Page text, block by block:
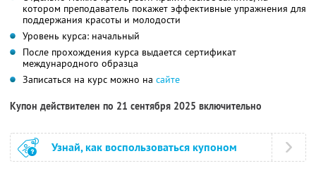
котором преподаватель покажет эффективные упражнения для
поддержания красоты и молодости
Уровень курса: начальный
После прохождения курса выдается сертификат
международного образца
Записаться на курс можно на сайте
Купон действителен по 21 сентября 2025 включительно
Узнай, как воспользоваться купоном